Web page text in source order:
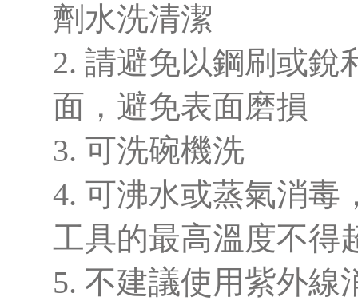
劑水洗清潔
2. 請避免以鋼刷或銳
面，避免表面磨損
3. 可洗碗機洗
4. 可沸水或蒸氣消毒
工具的最高溫度不得
5. 不建議使用紫外線